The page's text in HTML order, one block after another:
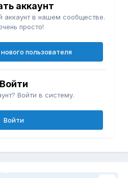
триллионов вон».
привели
лимита в 5% компания
приобрести около 10 000
ускорить запуск
и одобрение
сектора DAT, а также
аккаунт
аккаунт в нашем сообществе.
просто!
пользователя
Войти
Войти в систему.
Войти